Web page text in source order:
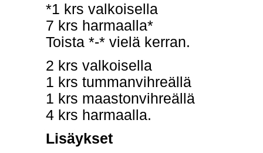
*1 krs valkoisella
7 krs harmaalla*
Toista *-* vielä kerran.
2 krs valkoisella
1 krs tummanvihreällä
1 krs maastonvihreällä
4 krs harmaalla.
Lisäykset